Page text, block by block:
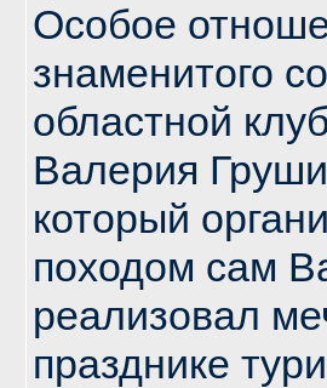
Особое
знаменитого
областной
Валерия
который
походом сам
реализовал
празднике